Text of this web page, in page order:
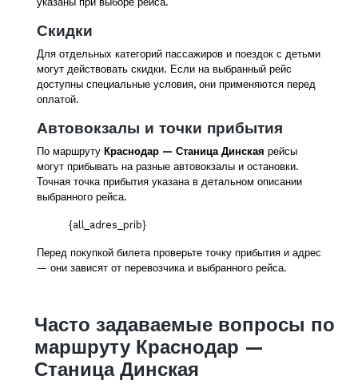
Скидки
Для отдельных категорий пассажиров и поездок с детьми
могут действовать скидки. Если на выбранный рейс
доступны специальные условия, они применяются перед
оплатой.
Автовокзалы и точки прибытия
По маршруту Краснодар — Станица Динская рейсы
могут прибывать на разные автовокзалы и остановки.
Точная точка прибытия указана в детальном описании
выбранного рейса.
{all_adres_prib}
Перед покупкой билета проверьте точку прибытия и адрес
— они зависят от перевозчика и выбранного рейса.
Часто задаваемые вопросы по
маршруту Краснодар —
Станица Динская